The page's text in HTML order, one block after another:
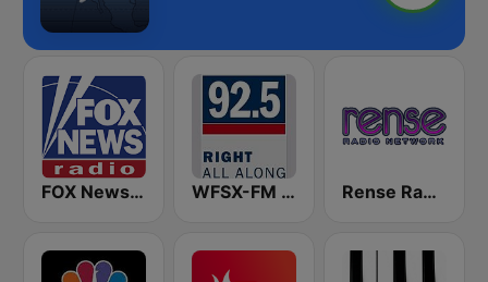
FOX News Radio WFSX-FM 92.5 Right All Along (US Only) Rense Radio Network